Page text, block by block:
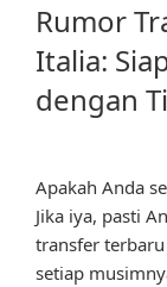
Rumor
Italia:
dengan
Apakah Anda
Jika iya, pasti
transfer
setiap